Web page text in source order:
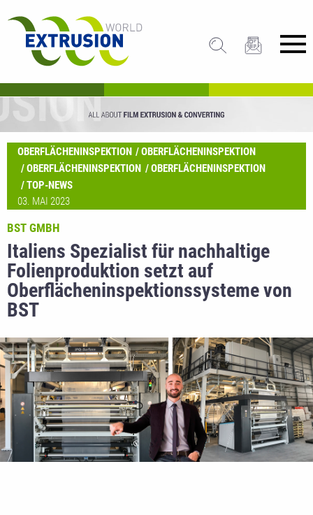
OBERFLÄCHENINSPEKTION
OBERFLÄCHENINSPEKTION
OBERFLÄCHENINSPEKTION OBERFLÄCHENINSPEKTION
TOP-NEWS
03. MAI 2023
Italiens Spezialist für nachhaltige
Folienproduktion setzt auf
Oberflächeninspektionssysteme von
BST
BST GMBH